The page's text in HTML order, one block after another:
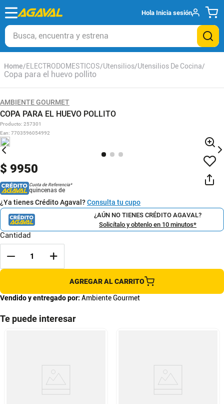
Hola Inicia sesión
Busca, encuentra y estrena
ELECTRODOMESTICOS Utensilios Utensilios De Cocina
Copa para el huevo pollito
AMBIENTE GOURMET
COPA PARA EL HUEVO POLLITO
Producto: 257301
Ean: 7703596054992
$ 9950
Cuota de Referencia*
quincenas de
¿Ya tienes Crédito Agaval?Consulta tu cupo
¿AÚN NO TIENES CRÉDITO AGAVAL?
Solicítalo y obtenlo en 10 minutos*
Cantidad
AGREGAR AL CARRITO
Vendido y entregado por: Ambiente Gourmet
Te puede interesar